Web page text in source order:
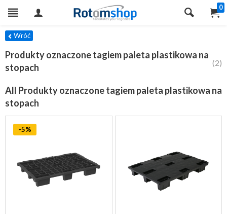
0
Wróć
Produkty oznaczone tagiem paleta plastikowa na
stopach
(2)
All Produkty oznaczone tagiem paleta plastikowa na
stopach
-5%